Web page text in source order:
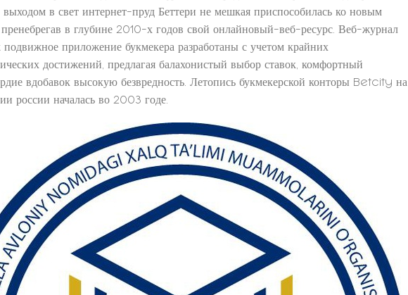
в свет интернет-пруд Беттери не мешкая приспособилась ко новым
пренебрегав в глубине 2010-х годов свой онлайновый-веб-ресурс. Веб-журнал
подвижное приложение букмекера разработаны с учетом крайних
достижений, предлагая балахонистый выбор ставок, комфортный
вдобавок высокую безвредность. Летопись букмекерской конторы Betcity на
россии началась во 2003 годе.